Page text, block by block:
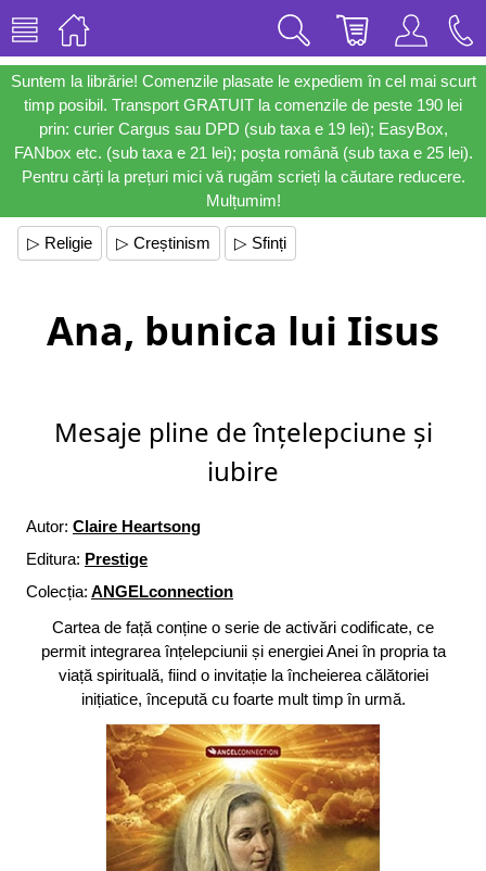
Suntem la librărie! Comenzile plasate le expediem în cel mai scurt
timp posibil. Transport GRATUIT la comenzile de peste 190 lei
prin: curier Cargus sau DPD (sub taxa e 19 lei); EasyBox,
FANbox etc. (sub taxa e 21 lei); poșta română (sub taxa e 25 lei).
Pentru cărți la prețuri mici vă rugăm scrieți la căutare reducere.
Mulțumim!
▷ Religie ▷ Creștinism ▷ Sfinți
Ana, bunica lui Iisus
Mesaje pline de înțelepciune și
iubire
Autor: Claire Heartsong
Editura: Prestige
Colecția: ANGELconnection
Cartea de față conține o serie de activări codificate, ce
permit integrarea înțelepciunii și energiei Anei în propria ta
viață spirituală, fiind o invitație la încheierea călătoriei
inițiatice, începută cu foarte mult timp în urmă.